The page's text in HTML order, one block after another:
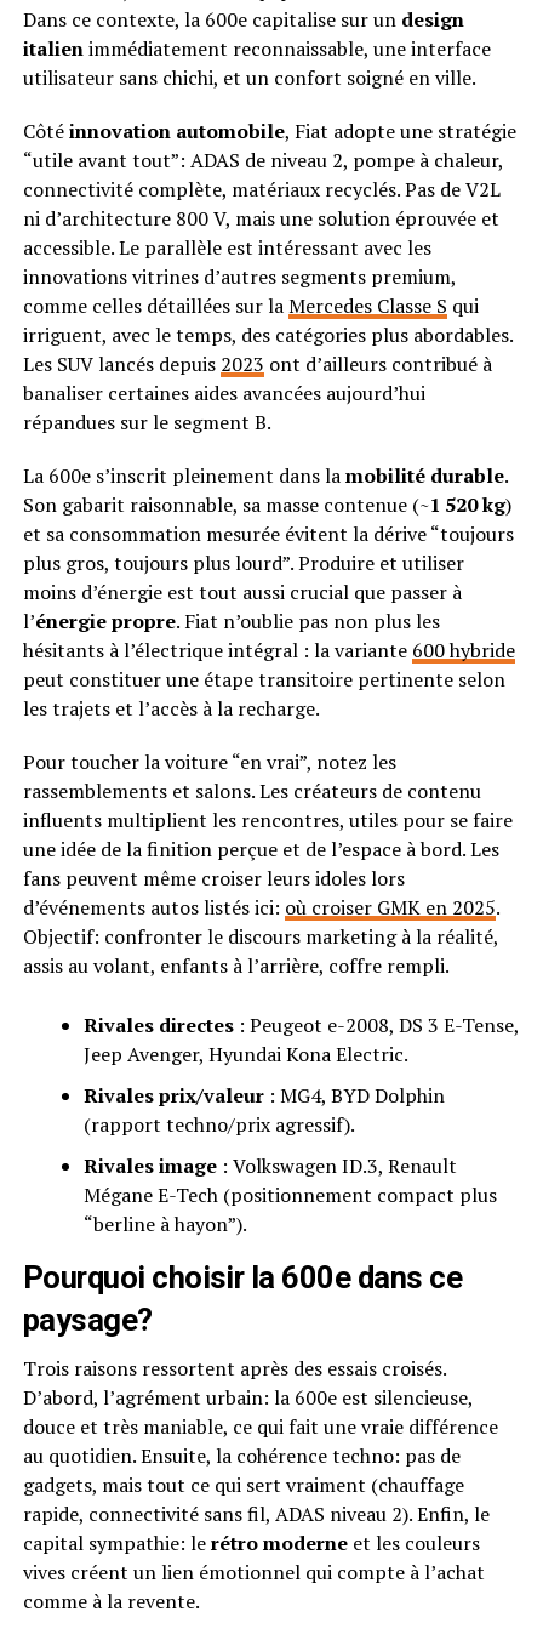
Dans ce contexte, la 600e capitalise sur un design
italienimmédiatement reconnaissable, une interface
utilisateur sans chichi, et un confort soigné en ville.
Côtéinnovation automobile, Fiat adopte une stratégie
“utile avant tout”: ADAS de niveau 2, pompe à chaleur,
connectivité complète, matériaux recyclés. Pas de V2L
ni d’architecture 800 V, mais une solution éprouvée et
accessible. Le parallèle est intéressant avec les
innovations vitrines d’autres segments premium,
comme celles détaillées sur laMercedes Classe S qui
irriguent, avec le temps, des catégories plus abordables.
Les SUV lancés depuis 2023 ont d’ailleurs contribué à
banaliser certaines aides avancées aujourd’hui
répandues sur le segment B.
La 600e s’inscrit pleinement dans lamobilité durable.
Son gabarit raisonnable, sa masse contenue (~1 520 kg)
et sa consommation mesurée évitent la dérive “toujours
plus gros, toujours plus lourd”. Produire et utiliser
moins d’énergie est tout aussi crucial que passer à
l’énergie propre. Fiat n’oublie pas non plus les
hésitants à l’électrique intégral : la variante 600 hybride
peut constituer une étape transitoire pertinente selon
les trajets et l’accès à la recharge.
Pour toucher la voiture “en vrai”, notez les
rassemblements et salons. Les créateurs de contenu
influents multiplient les rencontres, utiles pour se faire
une idée de la finition perçue et de l’espace à bord. Les
fans peuvent même croiser leurs idoles lors
d’événements autos listés ici: où croiser GMK en 2025.
Objectif: confronter le discours marketing à la réalité,
assis au volant, enfants à l’arrière, coffre rempli.
Rivales directes: Peugeot e-2008, DS 3 E-Tense,
Jeep Avenger, Hyundai Kona Electric.
Rivales prix/valeur: MG4, BYD Dolphin
(rapport techno/prix agressif).
Rivales image: Volkswagen ID.3, Renault
Mégane E-Tech (positionnement compact plus
“berline à hayon”).
Pourquoi choisir la 600e dans ce
paysage?
Trois raisons ressortent après des essais croisés.
D’abord, l’agrément urbain: la 600e est silencieuse,
douce et très maniable, ce qui fait une vraie différence
au quotidien. Ensuite, la cohérence techno: pas de
gadgets, mais tout ce qui sert vraiment (chauffage
rapide, connectivité sans fil, ADAS niveau 2). Enfin, le
capital sympathie: lerétro moderneet les couleurs
vives créent un lien émotionnel qui compte à l’achat
comme à la revente.